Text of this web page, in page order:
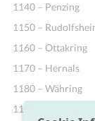
1140 – Penzing
1150 –
1160 – Ottakring
1170 – Hernals
1180 – Währing
1190 – Döbling